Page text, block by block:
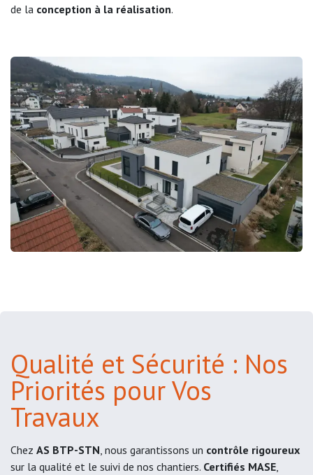
de la conception à la réalisation.
Qualité et Sécurité : Nos
Priorités pour Vos
Travaux
Chez AS BTP-STN , nous garantissons un contrôle rigoureux
sur la qualité et le suivi de nos chantiers. Certifiés MASE